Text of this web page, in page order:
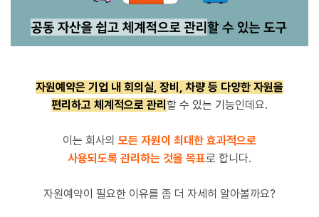
자원예약은 기업 내 회의실, 장비, 차량 등 다양한 자원을
편리하고 체계적으로 관리 할 수 있는 기능인데요.
이는 회사의 모든 자원이 최대한 효과적으로
사용되도록 관리하는 것을 목표로 합니다.
자원예약이 필요한 이유를 좀 더 자세히 알아볼까요?